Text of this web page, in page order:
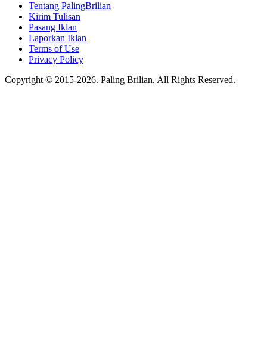
Tentang PalingBrilian
Kirim Tulisan
Pasang Iklan
Laporkan Iklan
Terms of Use
Privacy Policy
Copyright © 2015-2026. Paling Brilian. All Rights Reserved.